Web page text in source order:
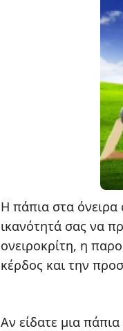
Η πάπια στα όνειρα
ικανότητά σας να
ονειροκρίτη, η
κέρδος και την
Αν είδατε μια